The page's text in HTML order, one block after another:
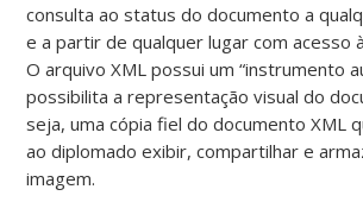
consulta ao status do documento a
e a partir de qualquer lugar com acesso
O arquivo XML possui um “instrumento
possibilita a representação visual do
seja, uma cópia fiel do documento XML
ao diplomado exibir, compartilhar e
imagem.